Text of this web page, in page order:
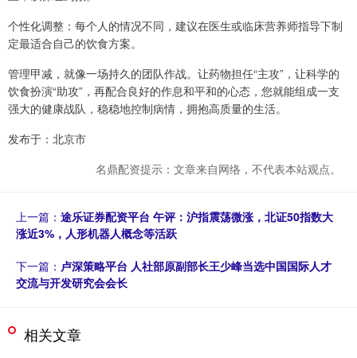
个性化调整：每个人的情况不同，建议在医生或临床营养师指导下制
定最适合自己的饮食方案。
管理甲减，就像一场持久的团队作战。让药物担任“主攻”，让科学的
饮食扮演“助攻”，再配合良好的作息和平和的心态，您就能组成一支
强大的健康战队，稳稳地控制病情，拥抱高质量的生活。
发布于：北京市
名鼎配资提示：文章来自网络，不代表本站观点。
上一篇： 途乐证券配资平台 午评：沪指震荡微涨，北证50指数大
涨近3%，人形机器人概念等活跃
下一篇： 卢深策略平台 人社部原副部长王少峰当选中国国际人才
交流与开发研究会会长
相关文章